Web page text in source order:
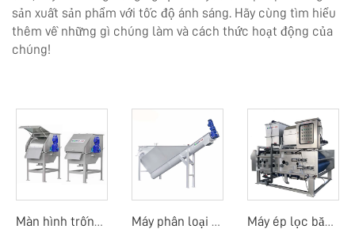
sản xuất sản phẩm với tốc độ ánh sáng. Hãy cùng tìm hiểu
thêm về những gì chúng làm và cách thức hoạt động của
chúng!
Màn hình trống quay ngoài Máy phân loại cát Máy ép lọc băng tải trống quay